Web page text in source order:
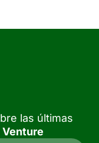
las últimas
Venture